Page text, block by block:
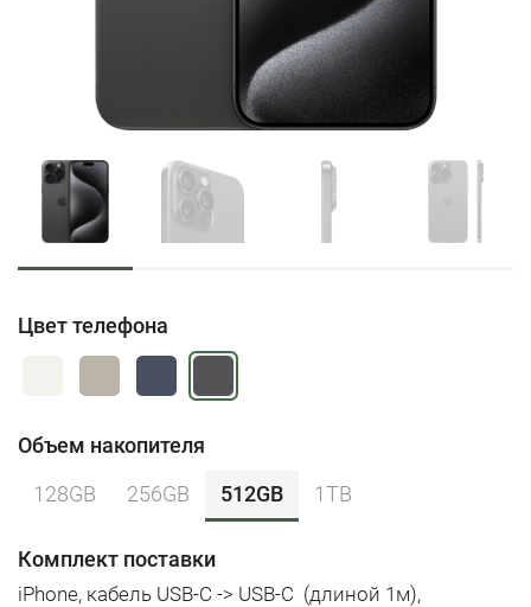
Цвет телефона
Объем накопителя
128GB
256GB 512GB 1TB
Комплект поставки
iPhone, кабель USB-C -> USB-C (длиной 1м),